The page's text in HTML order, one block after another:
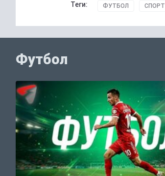
Теги: ФУТБОЛ СПОРТ
Футбол